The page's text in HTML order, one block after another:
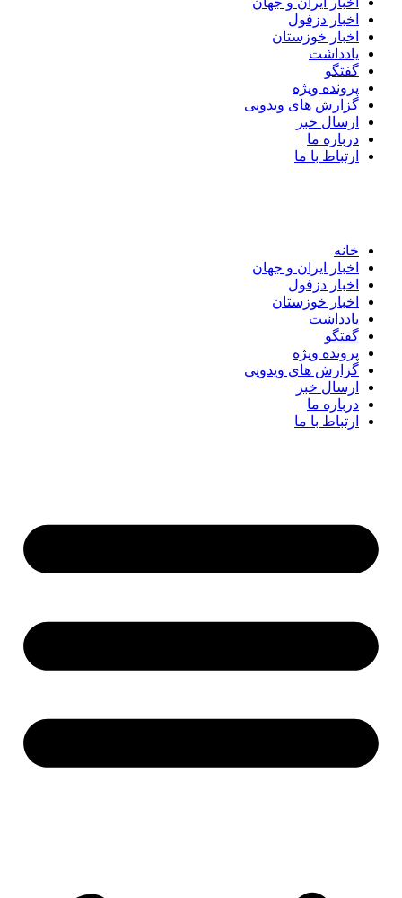
اخبار دزفول
اخبار خوزستان
یادداشت
گفتگو
پرونده ویژه
گزارش های ویدویی
ارسال خبر
درباره ما
ارتباط با ما
خانه
اخبار ایران و جهان
اخبار دزفول
اخبار خوزستان
یادداشت
گفتگو
پرونده ویژه
گزارش های ویدویی
ارسال خبر
درباره ما
ارتباط با ما